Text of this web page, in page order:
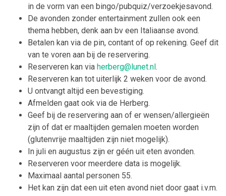
in de vorm van een bingo/pubquiz/verzoekjesavond.
De avonden zonder entertainment zullen ook een
thema hebben, denk aan bv een Italiaanse avond.
Betalen kan via de pin, contant of op rekening. Geef dit
van te voren aan bij de reservering.
Reserveren kan via herberg@lunet.nl .
Reserveren kan tot uiterlijk 2 weken voor de avond.
U ontvangt altijd een bevestiging.
Afmelden gaat ook via de Herberg.
Geef bij de reservering aan of er wensen/allergieën
zijn of dat er maaltijden gemalen moeten worden
(glutenvrije maaltijden zijn niet mogelijk).
In juli en augustus zijn er géén uit eten avonden.
Reserveren voor meerdere data is mogelijk.
Maximaal aantal personen 55.
Het kan zijn dat een uit eten avond niet door gaat i.v.m.